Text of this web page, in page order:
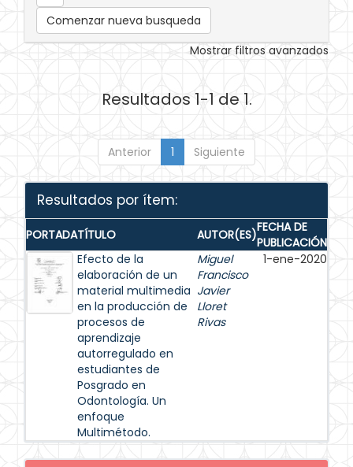
Comenzar nueva busqueda
Mostrar filtros avanzados
Resultados 1-1 de 1.
Anterior 1 Siguiente
Resultados por ítem:
PORTADATÍTULO AUTOR(ES)FECHA DE
PUBLICACIÓN
Efecto de la
elaboración de un
material multimedia
en la producción de
procesos de
aprendizaje
autorregulado en
estudiantes de
Posgrado en
Odontología. Un
enfoque
Multimétodo.
Miguel
Francisco
Javier
Lloret
Rivas
1-ene-2020